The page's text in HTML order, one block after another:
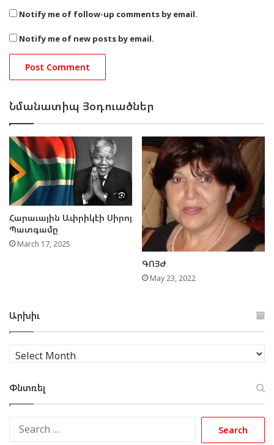
Notify me of follow-up comments by email.
Notify me of new posts by email.
Նմանատիպ Յօդուածներ
Հարաւային Ափրիկէի Սիրոյ
Պատգամը
March 17, 2025
ԳՈՅԺ
May 23, 2022
Արխիւ
Արխիւ
Փնտռել